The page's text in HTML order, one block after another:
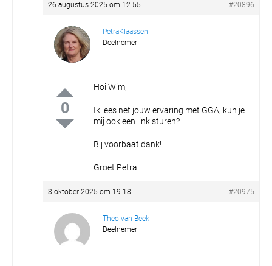
26 augustus 2025 om 12:55 #20896
PetraKlaassen
Deelnemer
0
Hoi Wim,
Ik lees net jouw ervaring met GGA, kun je
mij ook een link sturen?
Bij voorbaat dank!
Groet Petra
3 oktober 2025 om 19:18 #20975
Theo van Beek
Deelnemer